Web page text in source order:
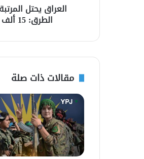
الطرق: 15 ألف حادث خلال عامين
مقالات ذات صلة